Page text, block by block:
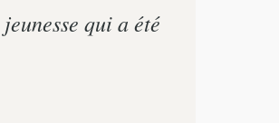
qui a été